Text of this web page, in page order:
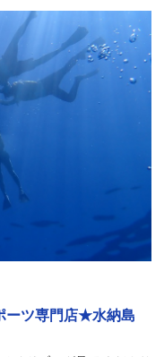
ーツ専門店★水納島